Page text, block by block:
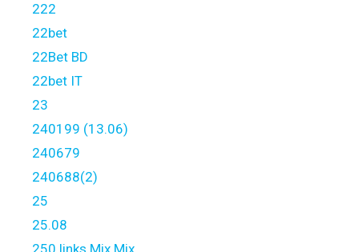
222
22bet
22Bet BD
22bet IT
23
240199 (13.06)
240679
240688(2)
25
25.08
250 links Mix Mix